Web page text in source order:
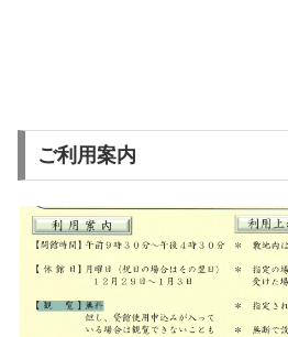
ご利用案内